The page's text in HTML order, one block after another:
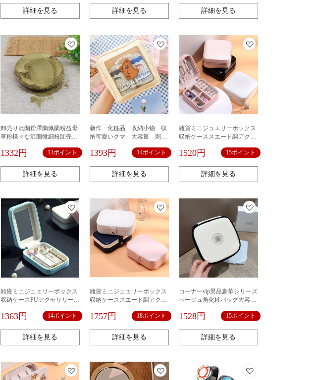
詳細を見る 詳細を見る 詳細を見る
卸売り沢蘭粉澤蘭佩蘭粉益母
草粉様々な沢蘭微細粉卸売り
1332円 13ポイント
詳細を見る
新作 化粧品 収納小物 収
納可愛いクマ 大容量 刺繍
チ 小物入れ
1393円 14ポイント
詳細を見る
雑貨ミニジュエリーボックス
収納ケーススエード調アクセ
1520円 15ポイント
詳細を見る
雑貨ミニジュエリーボックス
収納ケースPUアクセサリー収
ント ジュエリーボックス アク
物入れ ネックレス 指輪 ピアス
収納 便利 手のひら 持ち運び
1363円 14ポイント
詳細を見る
雑貨ミニジュエリーボックス
収納ケーススエード調アクセ
1757円 18ポイント
詳細を見る
コーナーvip景品豪華シリーズ
ベージュ角化粧バッグ大容量
グ
1528円 15ポイント
詳細を見る